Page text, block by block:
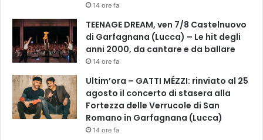
14 ore fa
TEENAGE DREAM, ven 7/8 Castelnuovo
di Garfagnana (Lucca) – Le hit degli
anni 2000, da cantare e da ballare
14 ore fa
Ultim’ora – GATTI MÉZZI: rinviato al 25
agosto il concerto di stasera alla
Fortezza delle Verrucole di San
Romano in Garfagnana (Lucca)
14 ore fa